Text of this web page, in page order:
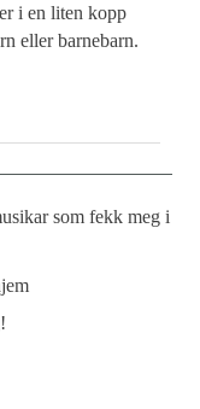
i en liten kopp
eller barnebarn.
som fekk meg i